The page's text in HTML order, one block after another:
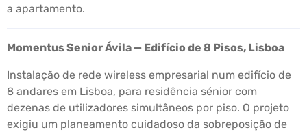
a apartamento.
Momentus Senior Ávila — Edifício de 8 Pisos, Lisboa
Instalação de rede wireless empresarial num edifício de
8 andares em Lisboa, para residência sénior com
dezenas de utilizadores simultâneos por piso. O projeto
exigiu um planeamento cuidadoso da sobreposição de